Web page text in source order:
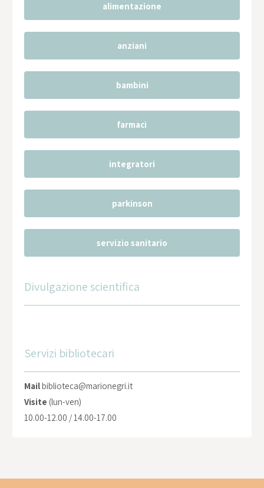
alimentazione
anziani
bambini
farmaci
integratori
parkinson
servizio sanitario
Divulgazione scientifica
Servizi bibliotecari
Mailbiblioteca@marionegri.it
Visite (lun-ven)
10.00-12.00 / 14.00-17.00